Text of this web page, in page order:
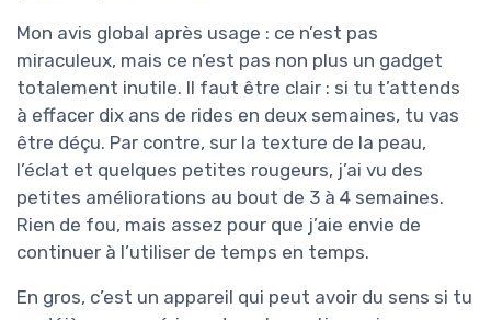
Mon avis global après usage : ce n’est pas
miraculeux, mais ce n’est pas non plus un gadget
totalement inutile. Il faut être clair : si tu t’attends
à effacer dix ans de rides en deux semaines, tu vas
être déçu. Par contre, sur la texture de la peau,
l’éclat et quelques petites rougeurs, j’ai vu des
petites améliorations au bout de 3 à 4 semaines.
Rien de fou, mais assez pour que j’aie envie de
continuer à l’utiliser de temps en temps.
En gros, c’est un appareil qui peut avoir du sens si tu